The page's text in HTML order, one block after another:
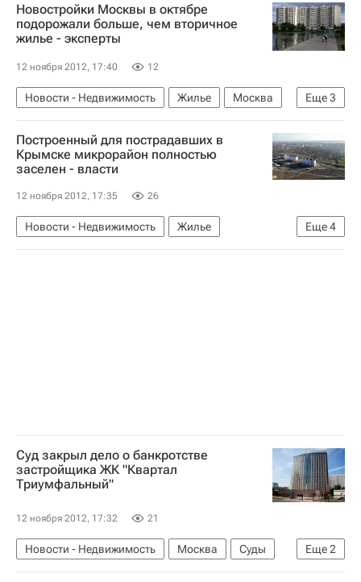
Новостройки Москвы в октябре
подорожали больше, чем вторичное
жилье - эксперты
12 ноября 2012, 17:40 12
Еще3
Новости - Недвижимость Жилье
Москва
Цены
Исследование Россия
Построенный для пострадавших в
Крымске микрорайон полностью
заселен - власти
12 ноября 2012, 17:35 26
Еще4
Новости - Недвижимость
Жилье
Наводнение
Суд закрыл дело о банкротстве
застройщика ЖК "Квартал
Триумфальный"
12 ноября 2012, 17:32 21
Еще2
Новости - Недвижимость Москва
Суды
Долгострой
Россия